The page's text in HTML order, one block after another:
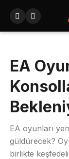
EA
EA oyunları
güldürecek?
birlikte